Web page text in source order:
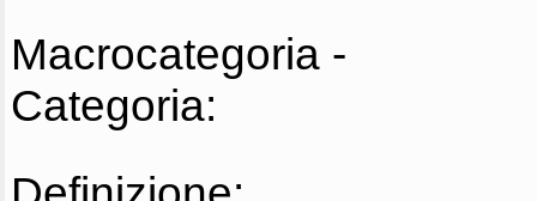
Macrocategoria -
Categoria: